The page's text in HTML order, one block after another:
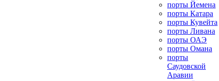
порты Йемена
порты Катара
порты Кувейта
порты Ливана
порты ОАЭ
порты Омана
порты
Саудовской
Аравии